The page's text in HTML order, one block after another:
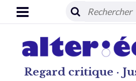
Regard critique ·